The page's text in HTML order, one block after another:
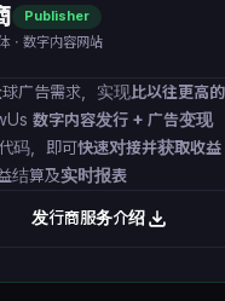
Publisher
・数字内容网站
广告需求，实现比以往更高
数字内容发行 + 广告变现
码，即可快速对接并获取收益
结算及实时报表
发行商服务介绍